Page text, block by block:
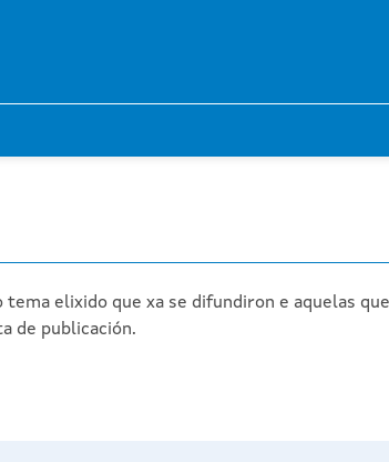
elixido que xa se difundiron e aquelas
de publicación.